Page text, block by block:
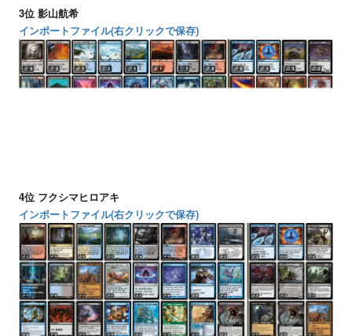
3位 影山航希
インポートファイル(右クリックで保存)
4位 フクシマヒロアキ
インポートファイル(右クリックで保存)